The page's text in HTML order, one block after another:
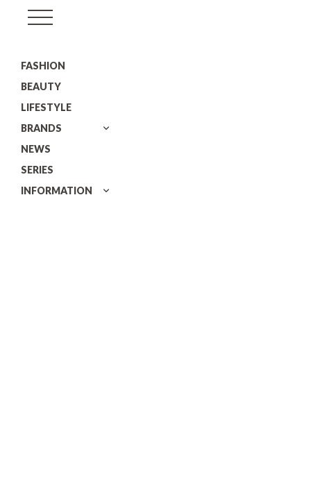
ル)
FASHION
BEAUTY
LIFESTYLE
BRANDS
NEWS
SERIES
INFORMATION